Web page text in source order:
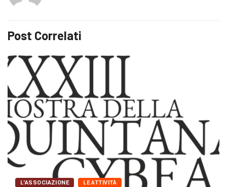
Post Correlati
L'ASSOCIAZIONE LE ATTIVITÀ